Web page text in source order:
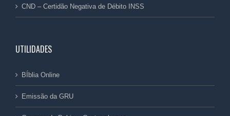
CND – Certidão Negativa de Débito INSS
UTILIDADES
BÍblia Online
Emissão da GRU